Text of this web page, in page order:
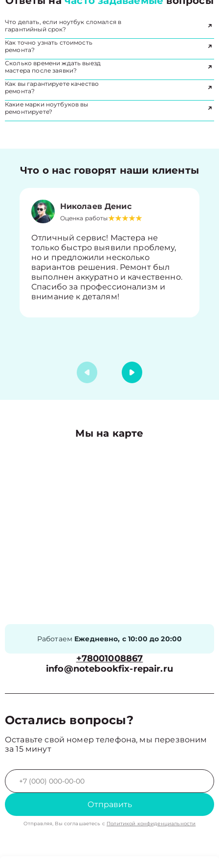
Что делать, если ноутбук сломался в
гарантийный срок?
Как точно узнать стоимость
ремонта?
Сколько времени ждать выезд
мастера после заявки?
Как вы гарантируете качество
ремонта?
Какие марки ноутбуков вы
ремонтируете?
Что о нас говорят наши клиенты
Николаев Денис
Оценка работы
Отличный сервис! Мастера не
только быстро выявили проблему,
но и предложили несколько
вариантов решения. Ремонт был
выполнен аккуратно и качественно.
Спасибо за профессионализм и
внимание к деталям!
Мы на карте
Работаем Ежедневно, с 10:00 до 20:00
+78001008867
info@notebookfix-repair.ru
Остались вопросы?
Оставьте свой номер телефона, мы перезвоним
за 15 минут
Отправить
Отправляя, Вы соглашаетесь с Политикой конфиденциальности